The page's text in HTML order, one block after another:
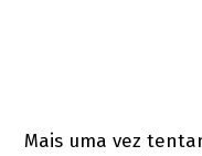
Mais uma vez